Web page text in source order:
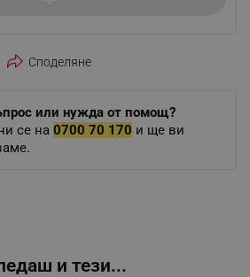
Споделяне
или нужда от помощ?
се на 0700 70 170 и ще ви
и тези...